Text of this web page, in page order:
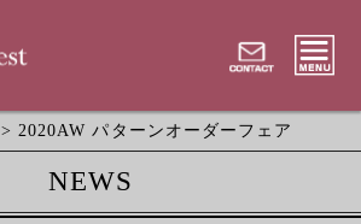
> 2020AW パターンオーダーフェア
NEWS